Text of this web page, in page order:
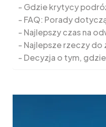
Gdzie krytycy
FAQ: Porady
Najlepszy czas na
Najlepsze rzeczy do
Decyzja o tym,